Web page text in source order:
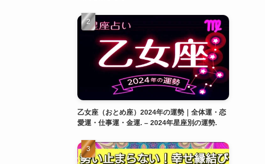
乙女座（おとめ座）2024年の運勢｜全体運・恋
愛運・仕事運・金運. – 2024年星座別の運勢.